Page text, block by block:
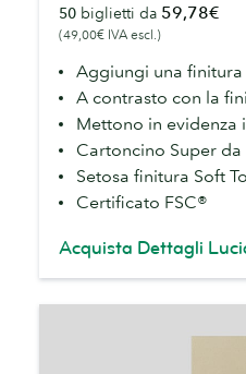
visita
con
Dettagli
lucidi
50 biglietti da 59,78€
(49,00€ IVA escl.)
Aggiungi una
A contrasto con la
Mettono in evidenza
Cartoncino Super
Setosa finitura Soft
Certificato FSC®
Acquista Dettagli